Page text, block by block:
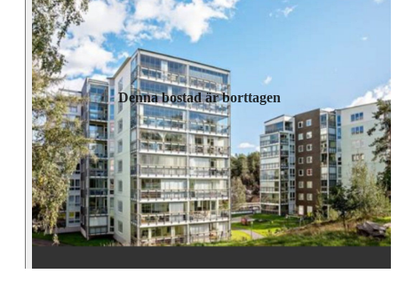
Denna bostad är borttagen